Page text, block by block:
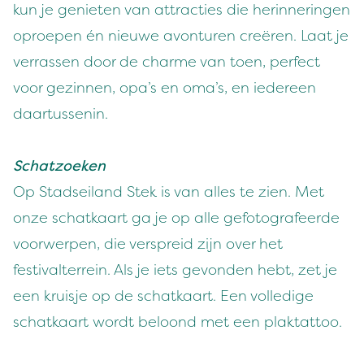
kun je genieten van attracties die herinneringen
oproepen én nieuwe avonturen creëren. Laat je
verrassen door de charme van toen, perfect
voor gezinnen, opa’s en oma’s, en iedereen
daartussenin.
Schatzoeken
Op Stadseiland Stek is van alles te zien. Met
onze schatkaart ga je op alle gefotografeerde
voorwerpen, die verspreid zijn over het
festivalterrein. Als je iets gevonden hebt, zet je
een kruisje op de schatkaart. Een volledige
schatkaart wordt beloond met een plaktattoo.